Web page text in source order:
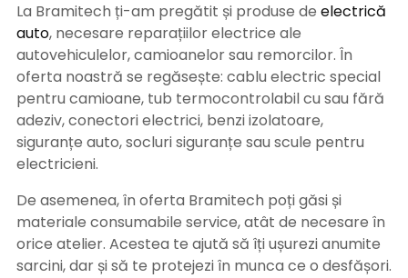
La Bramitech ți-am pregătit și produse de electrică
auto, necesare reparațiilor electrice ale
autovehiculelor, camioanelor sau remorcilor. În
oferta noastră se regăsește: cablu electric special
pentru camioane, tub termocontrolabil cu sau fără
adeziv, conectori electrici, benzi izolatoare,
siguranțe auto, socluri siguranțe sau scule pentru
electricieni.
De asemenea, în oferta Bramitech poți găsi și
materiale consumabile service, atât de necesare în
orice atelier. Acestea te ajută să îți ușurezi anumite
sarcini, dar și să te protejezi în munca ce o desfășori.